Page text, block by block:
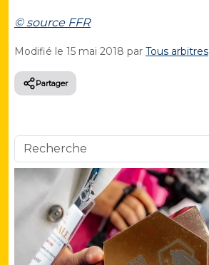
© source FFR
Modifié le 15 mai 2018 par Tous arbitres
Partager